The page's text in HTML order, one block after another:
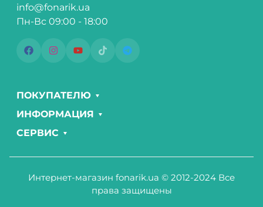
info@fonarik.ua
Пн-Вс 09:00 - 18:00
ПОКУПАТЕЛЮ
ИНФОРМАЦИЯ
СЕРВИС
Интернет-магазин fonarik.ua © 2012-2024 Все
права защищены